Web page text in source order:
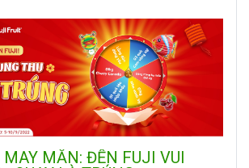
MAY MẮN: ĐẾN FUJI VUI